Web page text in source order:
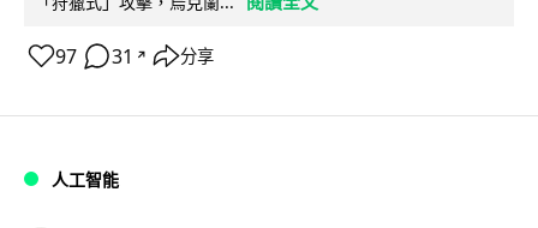
97 31 ↗ 分享
人工智能